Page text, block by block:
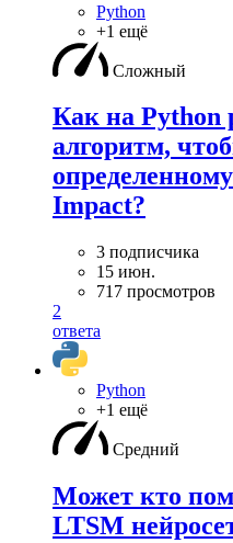
Python
+1 ещё
Сложный
Как на Python
алгоритм,
Impact?
3 подписчика
15 июн.
717 просмотров
2
ответа
Python
+1 ещё
Средний
Может кто
LTSM